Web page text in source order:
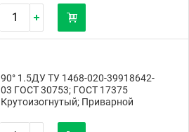
90° 1.5ДУ ТУ 1468-020-39918642-
03 ГОСТ 30753; ГОСТ 17375
Крутоизогнутый; Приварной